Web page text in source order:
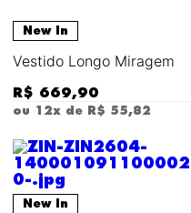
New In
Vestido Longo Miragem
R$ 669,90
ou 12x de R$ 55,82
New In